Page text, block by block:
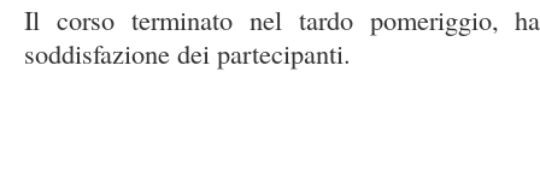
Il corso terminato nel tardo pomeriggio,
soddisfazione dei partecipanti.